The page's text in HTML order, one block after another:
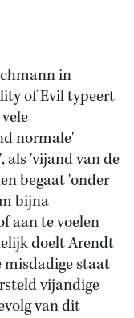
in
of Evil typeert
normale'
als 'vijand van de
begaat 'onder
bijna
aan te voelen
doelt Arendt
misdadige staat
vijandige
van dit